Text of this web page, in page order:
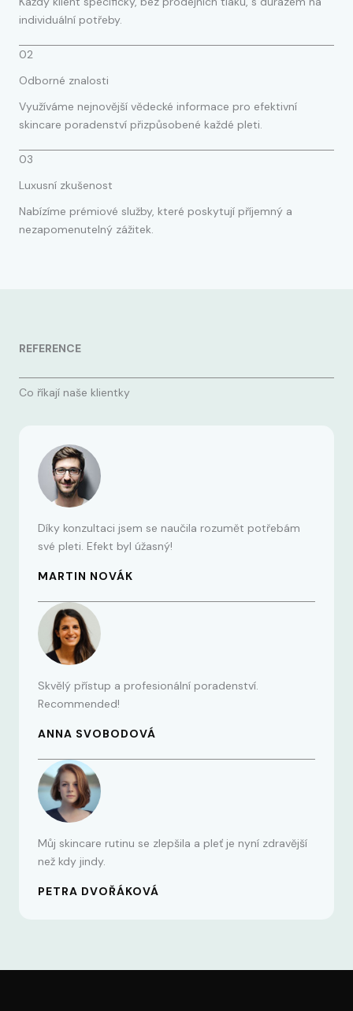
individuální potřeby.
02
Odborné znalosti
Využíváme nejnovější vědecké informace pro efektivní
skincare poradenství přizpůsobené každé pleti.
03
Luxusní zkušenost
Nabízíme prémiové služby, které poskytují příjemný a
nezapomenutelný zážitek.
REFERENCE
Co říkají naše klientky
Díky konzultaci jsem se naučila rozumět potřebám
své pleti. Efekt byl úžasný!
MARTIN NOVÁK
Skvělý přístup a profesionální poradenství.
Recommended!
ANNA SVOBODOVÁ
Můj skincare rutinu se zlepšila a pleť je nyní zdravější
než kdy jindy.
PETRA DVOŘÁKOVÁ